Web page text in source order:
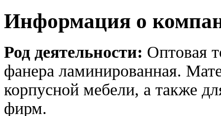
Информация о
Род деятельности: Оптовая
фанера ламинированная.
корпусной мебели, а также
фирм.